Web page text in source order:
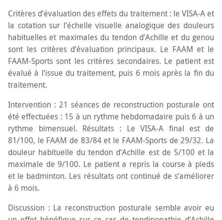
Critères d’évaluation des effets du traitement : le VISA-A et
la cotation sur l’échelle visuelle analogique des douleurs
habituelles et maximales du tendon d’Achille et du genou
sont les critères d’évaluation principaux. Le FAAM et le
FAAM-Sports sont les critères secondaires. Le patient est
évalué à l’issue du traitement, puis 6 mois après la fin du
traitement.
Intervention : 21 séances de reconstruction posturale ont
été effectuées : 15 à un rythme hebdomadaire puis 6 à un
rythme bimensuel. Résultats : Le VISA-A final est de
81/100, le FAAM de 83/84 et le FAAM-Sports de 29/32. La
douleur habituelle du tendon d’Achille est de 5/100 et la
maximale de 9/100. Le patient a repris la course à pieds
et le badminton. Les résultats ont continué de s’améliorer
à 6 mois.
Discussion : La reconstruction posturale semble avoir eu